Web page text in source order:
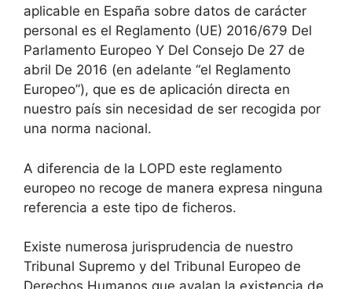
aplicable en España sobre datos de carácter
personal es el Reglamento (UE) 2016/679 Del
Parlamento Europeo Y Del Consejo De 27 de
abril De 2016 (en adelante “el Reglamento
Europeo”), que es de aplicación directa en
nuestro país sin necesidad de ser recogida por
una norma nacional.
A diferencia de la LOPD este reglamento
europeo no recoge de manera expresa ninguna
referencia a este tipo de ficheros.
Existe numerosa jurisprudencia de nuestro
Tribunal Supremo y del Tribunal Europeo de
Derechos Humanos que avalan la existencia de